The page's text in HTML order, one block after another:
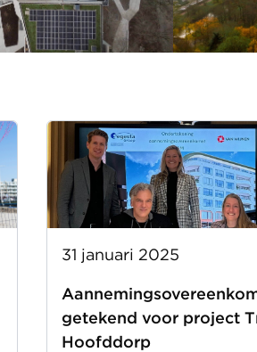
31 januari 2025
getekend voor project
Hoofddorp